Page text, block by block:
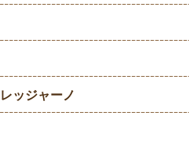
ッジャーノ